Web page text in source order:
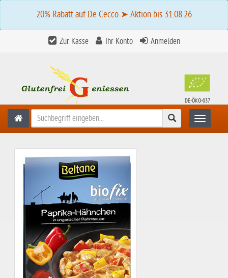
20% Rabatt auf De Cecco ➤ Aktion bis 31.08.26
Zur Kasse Ihr Konto Anmelden
DE-ÖKO-037
Suchen Toggle